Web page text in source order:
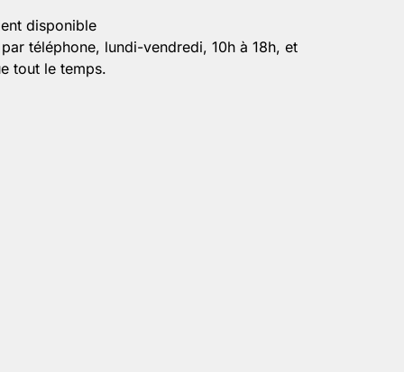
disponible
téléphone, lundi-vendredi, 10h à 18h, et
tout le temps.